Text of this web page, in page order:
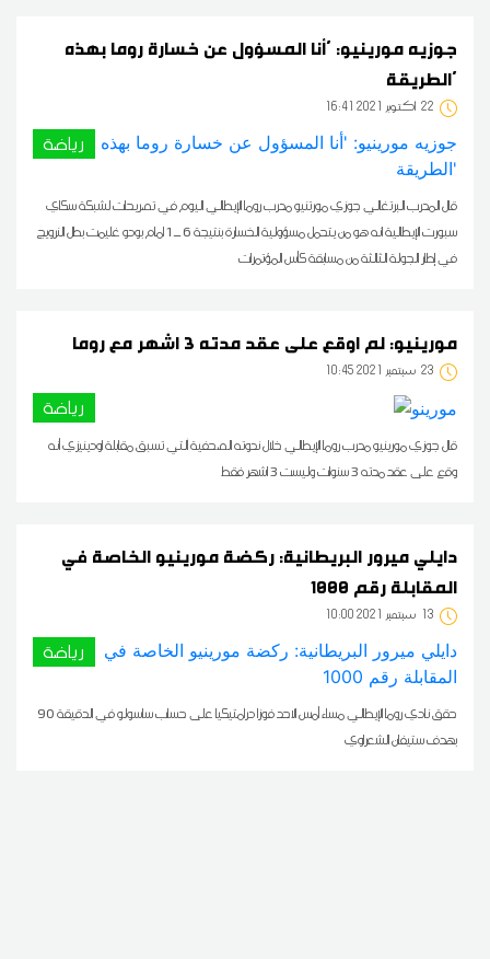
جوزيه مورينيو: 'أنا المسؤول عن خسارة روما بهذه
الطريقة'
22 16:41 2021 أكتوبر
رياضة
قال المدرب البرتغالي جوزي مورتنيو مدرب روما الإيطالي اليوم في تصريحات لشبكة سكاي
سبورت الإيطالية انه هو من يتحمل مسؤولية الخسارة بنتيجة 6 ــ 1 امام بودو غليمت بطل النرويج
في إطار الجولة الثالثة من مسابقة كأس المؤتمرات
مورينيو: لم اوقع على عقد مدته 3 اشهر مع روما
23 10:45 2021 سبتمبر
رياضة
قال جوزي مورينيو مدرب روما الإيطالي خلال ندوته الصحفية آلتي تسبق مقابلة اودينيزي أنه
وقع على عقد مدته 3 سنوات وليست 3 اشهر فقط
دايلي ميرور البريطانية: ركضة مورينيو الخاصة في
المقابلة رقم 1000
13 10:00 2021 سبتمبر
رياضة
حقق نادي روما الإيطالي مساء أمس الاحد فوزا درامتيكيا على حساب ساسولو في الدقيقة 90
بهدف ستيفان الشعراوي